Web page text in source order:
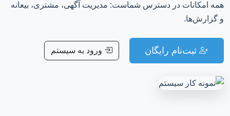
همه امکانات در دسترس شماست: مدیریت آگهی، مشتری، بیعانه
و گزارش‌ها.
ثبت‌نام رایگان ورود به سیستم